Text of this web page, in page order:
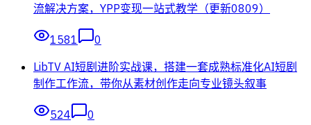
流解决方案，YPP变现一站式教学（更新0809）
1581
0
LibTV AI短剧进阶实战课，搭建一套成熟标准化AI短剧
制作工作流，带你从素材创作走向专业镜头叙事
524
0